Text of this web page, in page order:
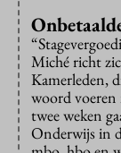
Miché richt
Kamerleden,
woord voeren
twee weken
Onderwijs in